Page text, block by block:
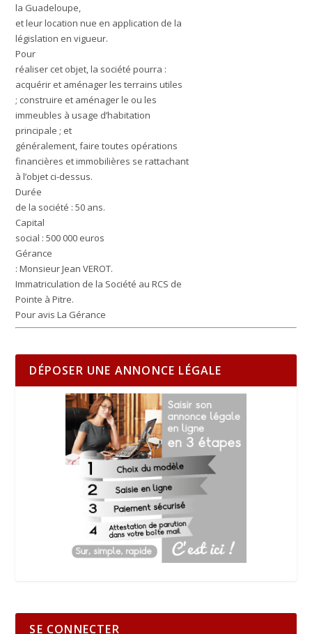
la Guadeloupe,
et leur location nue en application de la
législation en vigueur.
Pour
réaliser cet objet, la société pourra :
acquérir et aménager les terrains utiles
; construire et aménager le ou les
immeubles à usage d’habitation
principale ; et
généralement, faire toutes opérations
financières et immobilières se rattachant
à l’objet ci-dessus.
Durée
de la société : 50 ans.
Capital
social : 500 000 euros
Gérance
: Monsieur Jean VEROT.
Immatriculation de la Société au RCS de
Pointe à Pitre.
Pour avis La Gérance
DÉPOSER UNE ANNONCE LÉGALE
SE CONNECTER